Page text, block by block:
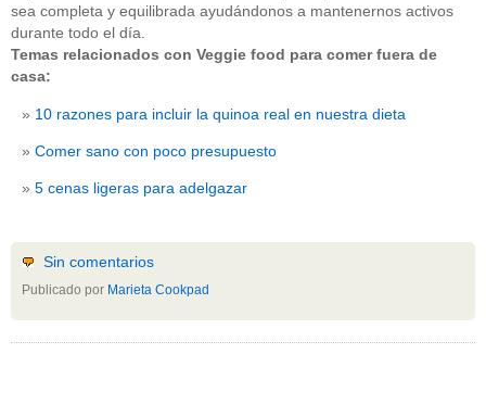
sea completa y equilibrada ayudándonos a mantenernos activos
durante todo el día.
Temas relacionados con Veggie food para comer fuera de
casa:
10 razones para incluir la quinoa real en nuestra dieta
Comer sano con poco presupuesto
5 cenas ligeras para adelgazar
Sin comentarios
Publicado por Marieta Cookpad